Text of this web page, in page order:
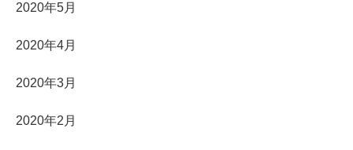
2020年5月
2020年4月
2020年3月
2020年2月